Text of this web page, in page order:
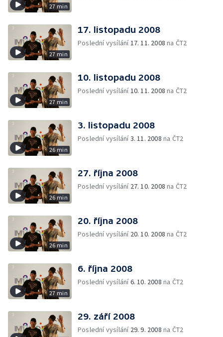
27 min
27 min
17. listopadu 2008
Poslední vysílání17. 11. 2008 na ČT2
27 min
10. listopadu 2008
Poslední vysílání10. 11. 2008 na ČT2
26 min
3. listopadu 2008
Poslední vysílání3. 11. 2008 na ČT2
26 min
27. října 2008
Poslední vysílání 27. 10. 2008 na ČT2
26 min
20. října 2008
Poslední vysílání 20. 10. 2008 na ČT2
27 min
6. října 2008
Poslední vysílání6. 10. 2008 na ČT2
29. září 2008
Poslední vysílání 29. 9. 2008 na ČT2